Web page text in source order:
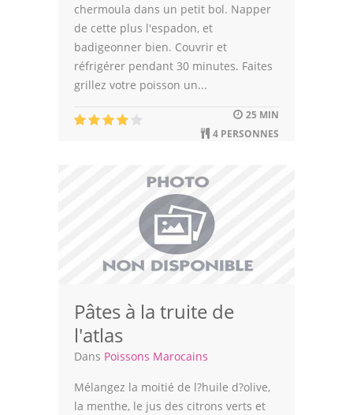
chermoula dans un petit bol. Napper
de cette plus l'espadon, et
badigeonner bien. Couvrir et
réfrigérer pendant 30 minutes. Faites
grillez votre poisson un...
25 MIN
4 PERSONNES
Pâtes à la truite de
l'atlas
Dans Poissons Marocains
Mélangez la moitié de l?huile d?olive,
la menthe, le jus des citrons verts et